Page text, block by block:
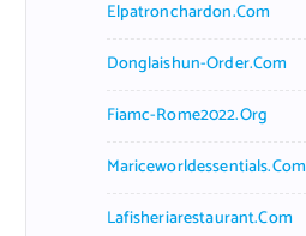
Elpatronchardon.com
Donglaishun-Order.com
Fiamc-Rome2022.org
Mariceworldessentials.com
Lafisheriarestaurant.com